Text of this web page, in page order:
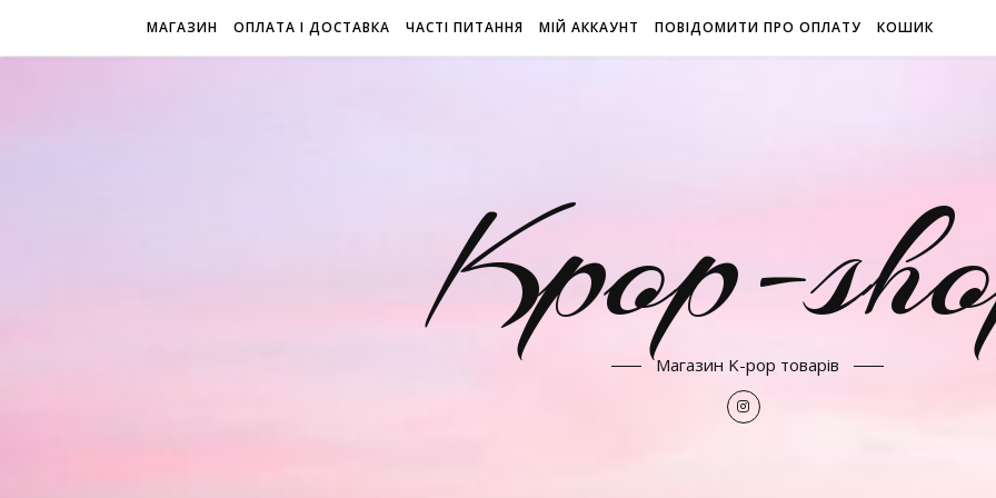
МАГАЗИН ОПЛАТА І ДОСТАВКА ЧАСТІ ПИТАННЯ МІЙ АККАУНТ ПОВІДОМИТИ ПРО ОПЛАТУ КОШИК
Kpop-
Магазин K-pop товарів